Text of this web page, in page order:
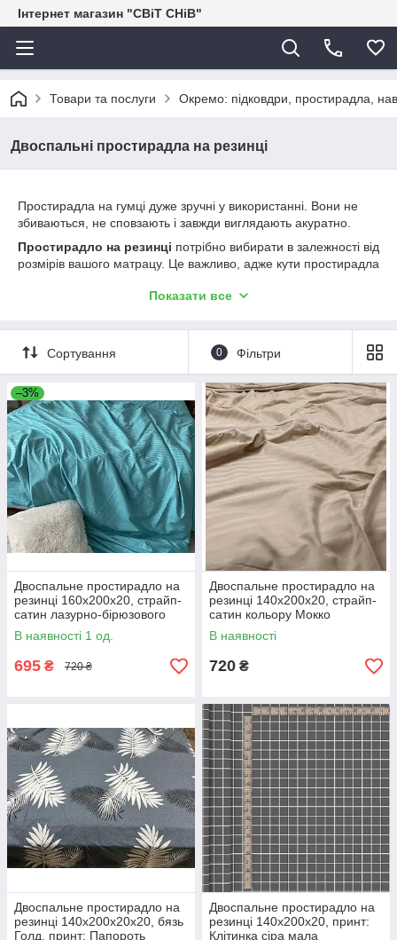
Інтернет магазин "СВіТ СНіВ"
Товари та послуги Окремо: підковдри, простирадла,
Двоспальні простирадла на резинці
Простирадла на гумці дуже зручні у використанні. Вони не
збиваються, не сповзають і завжди виглядають акуратно.
Простирадло на резинці потрібно вибирати в залежності від
розмірів вашого матрацу. Це важливо, адже кути простирадла
резинки вшиті по кутах.
60х190,160х200, 0х200і висотою до 20 см.
Показати все
Сортування 0 Фільтри
–3%
Двоспальне простирадло на
резинці 160х200х20, страйп-
сатин лазурно-бірюзового
кольору
В наявності 1 од.
695 ₴ 720 ₴
Двоспальне простирадло на
резинці 140х200х20, страйп-
сатин кольору Мокко
В наявності
720 ₴
Двоспальне простирадло на
резинці 140х200х20х20, бязь
Голд, принт: Папороть
Двоспальне простирадло на
резинці 140х200х20, принт:
Клітинка сіра мала